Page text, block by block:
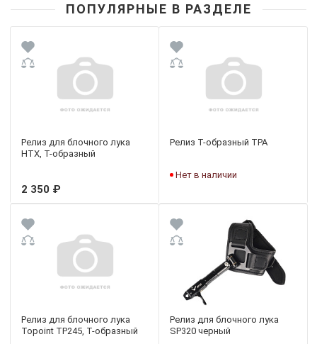
ПОПУЛЯРНЫЕ В РАЗДЕЛЕ
Релиз для блочного лука
HTX, Т-образный
2 350 ₽
Релиз T-образный TPA
Нет в наличии
Релиз для блочного лука
Topoint TP245, Т-образный
Релиз для блочного лука
SP320 черный